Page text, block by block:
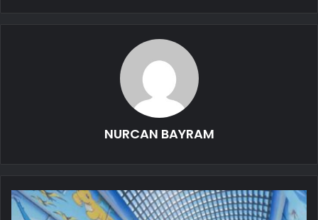
NURCAN BAYRAM